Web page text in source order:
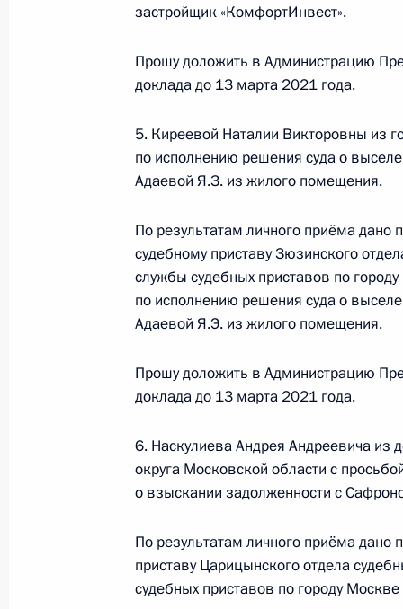
Исполнено поручение (меры
видео-конференц-связи
управления Президента
в Приёмной Президента
октября 2020 года
О ходе исполнения поручения,
конференц-связи жительницы
Федерации – начальником
Федерации Дмитрием Шальковым
15 февраля 2021 года, 19:32
конференц-связи жительницы
Президента Российской
и информации Президента
застройщик «КомфортИнвест».
Прошу доложить в Администрацию
доклада до 13 марта 2021 года.
5. Киреевой Наталии Викторовны из
по исполнению решения суда о
Адаевой Я.З. из жилого помещения.
По результатам личного приёма дано
судебному приставу Зюзинского
службы судебных приставов по
по исполнению решения суда о
Адаевой Я.Э. из жилого помещения.
Прошу доложить в Администрацию
доклада до 13 марта 2021 года.
6. Наскулиева Андрея Андреевича из
округа Московской области с
о взыскании задолженности с
По результатам личного приёма дано
приставу Царицынского отдела
судебных приставов по городу